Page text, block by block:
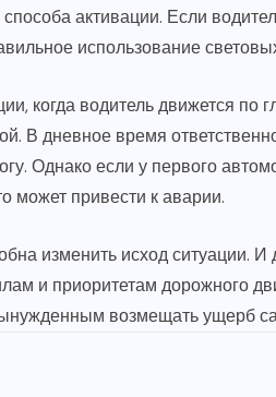
активации. Если
использование
когда водитель движется по
В дневное время
Однако если у первого
может привести к аварии.
изменить исход ситуации.
и приоритетам дорожного
возмещать ущерб